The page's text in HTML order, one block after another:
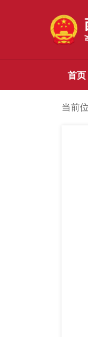
首页
当前